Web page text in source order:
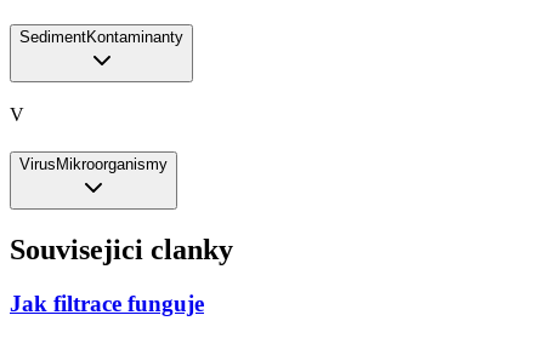
SedimentKontaminanty
V
Virus Mikroorganismy
Souvisejici clanky
Jak filtrace funguje